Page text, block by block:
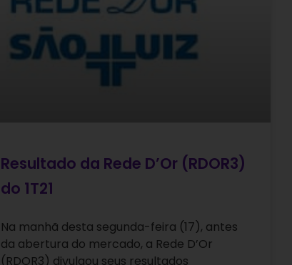
Resultado da Rede D’Or (RDOR3)
do 1T21
Na manhã desta segunda-feira (17), antes
da abertura do mercado, a Rede D’Or
(RDOR3) divulgou seus resultados